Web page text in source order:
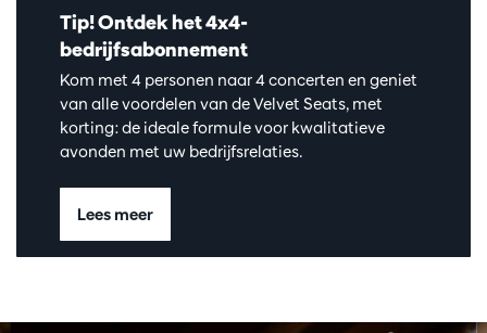
Tip! Ontdek het 4x4-
bedrijfsabonnement
Kom met 4 personen naar 4 concerten en geniet
van alle voordelen van de Velvet Seats, met
korting: de ideale formule voor kwalitatieve
avonden met uw bedrijfsrelaties.
Lees meer